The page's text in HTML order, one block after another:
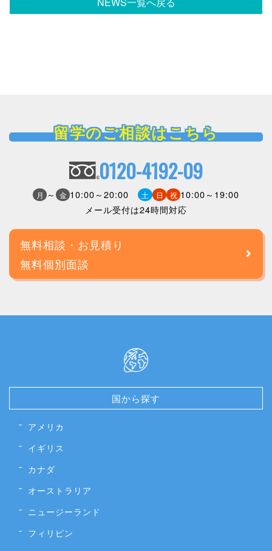
留学のご相談はこちら
0120-4192-09
月 ～ 金 10:00～20:00 土 日 祝 10:00～19:00
メール受付は24時間対応
無料相談・お見積り
無料個別面談
国から探す
アメリカ
イギリス
カナダ
オーストラリア
ニュージーランド
フィリピン